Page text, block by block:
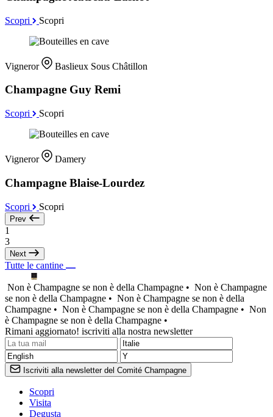
Scopri Scopri
Vigneror Baslieux Sous Châtillon
Champagne Guy Remi
Scopri Scopri
Vigneror Damery
Champagne Blaise-Lourdez
Scopri Scopri
Prev
1
3
Next
Tutte le cantine
Non è Champagne se non è della Champagne • Non è Champagne
se non è della Champagne • Non è Champagne se non è della
Champagne • Non è Champagne se non è della Champagne • Non
è Champagne se non è della Champagne •
Rimani aggiornato! iscriviti alla nostra newsletter
Iscriviti alla newsletter del Comité Champagne
Scopri
Visita
Degusta